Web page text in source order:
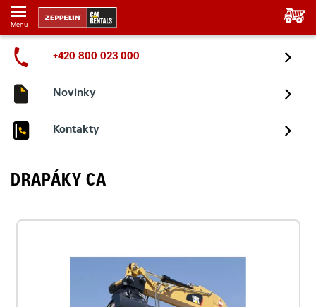
Menu
+420 800 023 000
Novinky
Kontakty
DRAPÁKY CA